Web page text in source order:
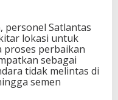
personel Satlantas
lokasi untuk
proses perbaikan
sebagai
tidak melintas di
semen